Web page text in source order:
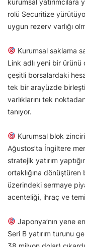
rolü Securitize
uygun rezerv varlığı
Kurumsal saklama
Link adlı yeni bir
çeşitli borsalardaki
tek bir arayüzde
varlıklarını tek
tanıyor.
Kurumsal blok zinciri
Ağustos’ta İngiltere
stratejik yatırım
ortaklığına dönüştüren
üzerindeki sermaye
acenteliği, ihraç ve
Japonya’nın yene
Seri B yatırım turunu